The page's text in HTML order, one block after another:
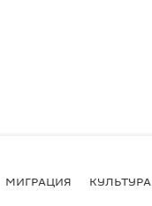
МИГРАЦИЯ КУЛЬТУРА